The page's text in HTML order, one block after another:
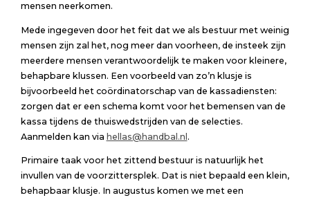
mensen neerkomen.
Mede ingegeven door het feit dat we als bestuur met weinig
mensen zijn zal het, nog meer dan voorheen, de insteek zijn
meerdere mensen verantwoordelijk te maken voor kleinere,
behapbare klussen. Een voorbeeld van zo’n klusje is
bijvoorbeeld het coördinatorschap van de kassadiensten:
zorgen dat er een schema komt voor het bemensen van de
kassa tijdens de thuiswedstrijden van de selecties.
Aanmelden kan via hellas@handbal.nl.
Primaire taak voor het zittend bestuur is natuurlijk het
invullen van de voorzittersplek. Dat is niet bepaald een klein,
behapbaar klusje. In augustus komen we met een